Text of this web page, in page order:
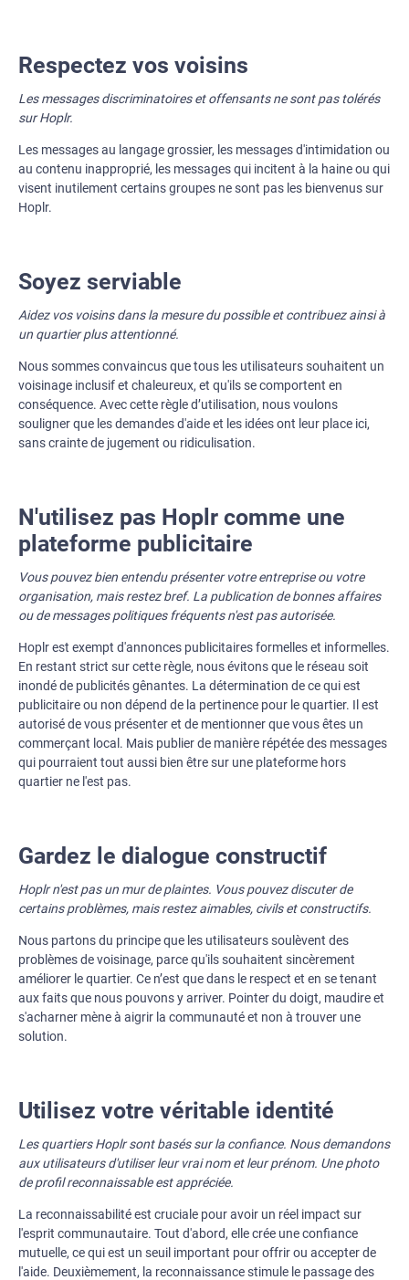
Respectez vos voisins
Les messages discriminatoires et offensants ne sont pas tolérés
sur Hoplr.
Les messages au langage grossier, les messages d'intimidation ou
au contenu inapproprié, les messages qui incitent à la haine ou qui
visent inutilement certains groupes ne sont pas les bienvenus sur
Hoplr.
Soyez serviable
Aidez vos voisins dans la mesure du possible et contribuez ainsi à
un quartier plus attentionné.
Nous sommes convaincus que tous les utilisateurs souhaitent un
voisinage inclusif et chaleureux, et qu'ils se comportent en
conséquence. Avec cette règle d’utilisation, nous voulons
souligner que les demandes d'aide et les idées ont leur place ici,
sans crainte de jugement ou ridiculisation.
N'utilisez pas Hoplr comme une
plateforme publicitaire
Vous pouvez bien entendu présenter votre entreprise ou votre
organisation, mais restez bref. La publication de bonnes affaires
ou de messages politiques fréquents n'est pas autorisée.
Hoplr est exempt d'annonces publicitaires formelles et informelles.
En restant strict sur cette règle, nous évitons que le réseau soit
inondé de publicités gênantes. La détermination de ce qui est
publicitaire ou non dépend de la pertinence pour le quartier. Il est
autorisé de vous présenter et de mentionner que vous êtes un
commerçant local. Mais publier de manière répétée des messages
qui pourraient tout aussi bien être sur une plateforme hors
quartier ne l'est pas.
Gardez le dialogue constructif
Hoplr n'est pas un mur de plaintes. Vous pouvez discuter de
certains problèmes, mais restez aimables, civils et constructifs.
Nous partons du principe que les utilisateurs soulèvent des
problèmes de voisinage, parce qu'ils souhaitent sincèrement
améliorer le quartier. Ce n’est que dans le respect et en se tenant
aux faits que nous pouvons y arriver. Pointer du doigt, maudire et
s'acharner mène à aigrir la communauté et non à trouver une
solution.
Utilisez votre véritable identité
Les quartiers Hoplr sont basés sur la confiance. Nous demandons
aux utilisateurs d'utiliser leur vrai nom et leur prénom. Une photo
de profil reconnaissable est appréciée.
La reconnaissabilité est cruciale pour avoir un réel impact sur
l'esprit communautaire. Tout d'abord, elle crée une confiance
mutuelle, ce qui est un seuil important pour offrir ou accepter de
l'aide. Deuxièmement, la reconnaissance stimule le passage des